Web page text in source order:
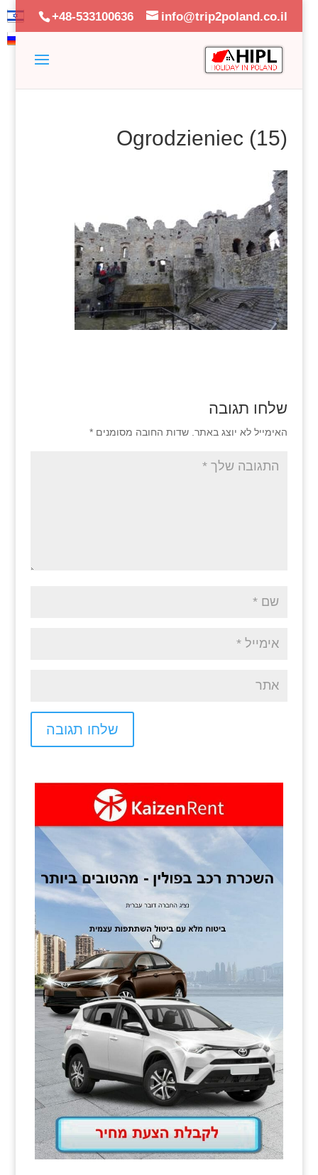
+48-533100636 info@trip2poland.co.il
Ogrodzieniec (15)
שלחו תגובה
האימייל לא יוצג באתר. שדות החובה מסומנים *